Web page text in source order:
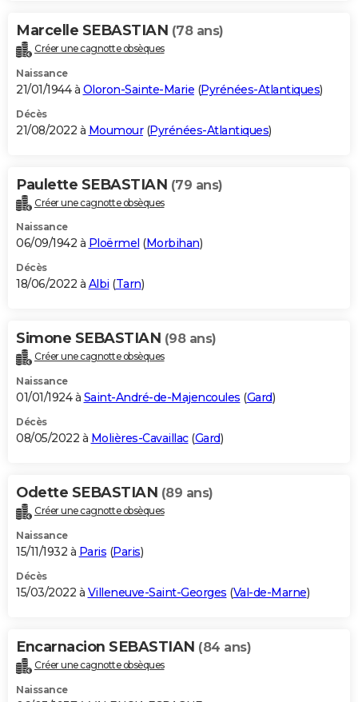
Marcelle SEBASTIAN (78 ans)
Créer une cagnotte obsèques
Naissance
21/01/1944 à Oloron-Sainte-Marie (Pyrénées-Atlantiques)
Décès
21/08/2022 à Moumour(Pyrénées-Atlantiques)
Paulette SEBASTIAN (79 ans)
Créer une cagnotte obsèques
Naissance
06/09/1942 à Ploërmel (Morbihan)
Décès
18/06/2022 à Albi (Tarn)
Simone SEBASTIAN (98 ans)
Créer une cagnotte obsèques
Naissance
01/01/1924 à Saint-André-de-Majencoules (Gard)
Décès
08/05/2022 à Molières-Cavaillac(Gard)
Odette SEBASTIAN (89 ans)
Créer une cagnotte obsèques
Naissance
15/11/1932 à Paris (Paris)
Décès
15/03/2022 à Villeneuve-Saint-Georges (Val-de-Marne)
Encarnacion SEBASTIAN (84 ans)
Créer une cagnotte obsèques
Naissance